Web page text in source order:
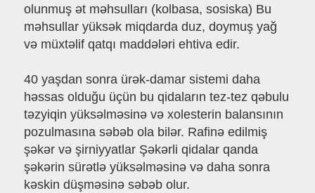
olunmuş ət məhsulları (kolbasa, sosiska) Bu
məhsullar yüksək miqdarda duz, doymuş yağ
və müxtəlif qatqı maddələri ehtiva edir.
40 yaşdan sonra ürək-damar sistemi daha
həssas olduğu üçün bu qidaların tez-tez qəbulu
təzyiqin yüksəlməsinə və xolesterin balansının
pozulmasına səbəb ola bilər. Rafinə edilmiş
şəkər və şirniyyatlar Şəkərli qidalar qanda
şəkərin sürətlə yüksəlməsinə və daha sonra
kəskin düşməsinə səbəb olur.